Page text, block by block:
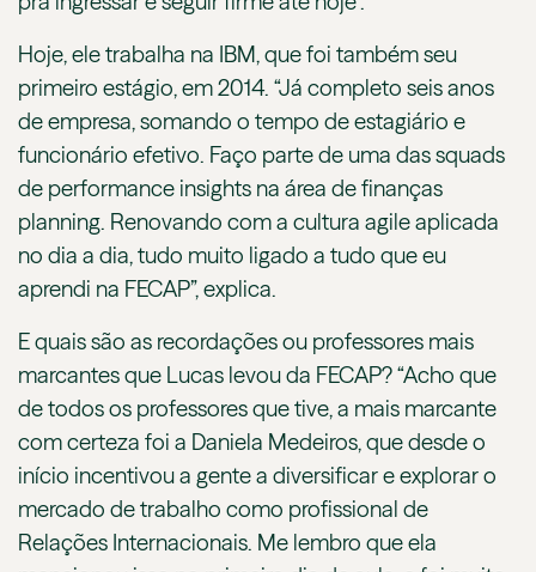
Hoje, ele trabalha na IBM, que foi também seu
primeiro estágio, em 2014. “Já completo seis anos
de empresa, somando o tempo de estagiário e
funcionário efetivo. Faço parte de uma das squads
de performance insights na área de finanças
planning. Renovando com a cultura agile aplicada
no dia a dia, tudo muito ligado a tudo que eu
aprendi na FECAP”, explica.
E quais são as recordações ou professores mais
marcantes que Lucas levou da FECAP? “Acho que
de todos os professores que tive, a mais marcante
com certeza foi a Daniela Medeiros, que desde o
início incentivou a gente a diversificar e explorar o
mercado de trabalho como profissional de
Relações Internacionais. Me lembro que ela